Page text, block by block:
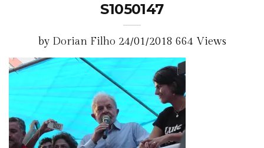
S1050147
by Dorian Filho 24/01/2018 664 Views